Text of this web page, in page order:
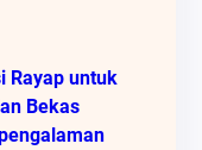
Rayap untuk
Bekas